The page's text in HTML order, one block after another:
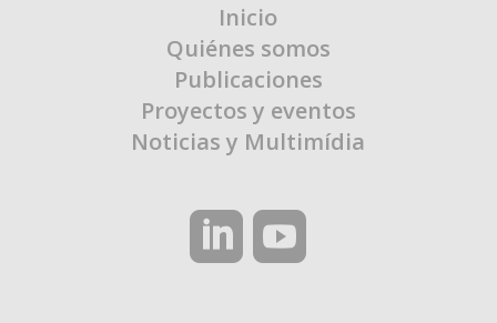
Inicio
Quiénes somos
Publicaciones
Proyectos y eventos
Noticias y Multimídia